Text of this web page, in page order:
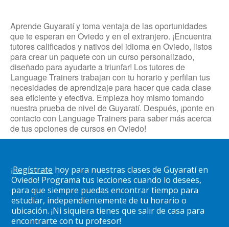
Aprende Guyaratí y toma ventaja de las oportunidades
que te esperan en Oviedo y en el extranjero. ¡Encuentra
tutores calificados y nativos del idioma en Oviedo, listos
para crear un paquete con un curso personalizado,
diseñado para ayudarte a triunfar! Los tutores de
Language Trainers trabajan con tu horario y perfilan tus
necesidades de aprendizaje para hacer que cada clase
sea eficiente y efectiva. Empieza hoy mismo tomando
nuestra prueba de nivel de Guyaratí. Después, ¡ponte en
contacto con Language Trainers para saber más acerca
de tus opciones de cursos en Oviedo!
¡Regístrate hoy para nuestras clases de Guyaratí en
Oviedo! Programa tus lecciones cuando lo desees,
para que siempre puedas encontrar tiempo para
estudiar, independientemente de tu horario o
ubicación. ¡Ni siquiera tienes que salir de casa para
encontrarte con tu profesor!